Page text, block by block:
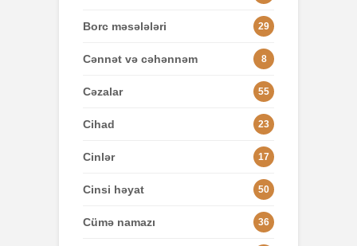
Borc məsələləri 29
Cənnət və cəhənnəm 8
Cəzalar 55
Cihad 23
Cinlər 17
Cinsi həyat 50
Cümə namazı 36